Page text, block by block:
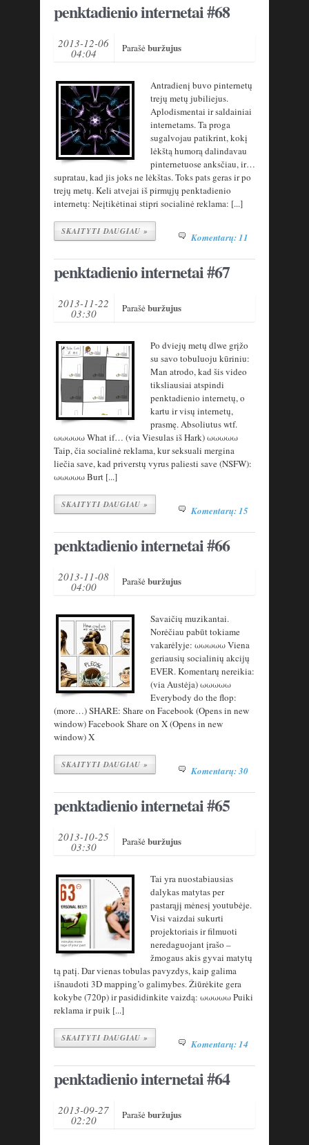
penktadienio internetai #68
2013-12-06
04:04 Parašėburžujus
Antradienį buvo pinternetų
trejų metų jubiliejus.
Aplodismentai ir saldainiai
internetams. Ta proga
sugalvojau patikrint, kokį
lėkštą humorą dalindavau
pinternetuose anksčiau, ir…
supratau, kad jis joks ne lėkštas. Toks pats geras ir po
trejų metų. Keli atvejai iš pirmųjų penktadienio
internetų: Neįtikėtinai stipri socialinė reklama: [...]
SKAITYTI DAUGIAU » Komentarų: 11
penktadienio internetai #67
2013-11-22
03:30 Parašėburžujus
Po dviejų metų dlwe grįžo
su savo tobuluoju kūriniu:
Man atrodo, kad šis video
tiksliausiai atspindi
penktadienio internetų, o
kartu ir visų internetų,
prasmę. Absoliutus wtf.
ωωωωω What if… (via Viesulas iš Hark) ωωωωω
Taip, čia socialinė reklama, kur seksuali mergina
liečia save, kad priverstų vyrus paliesti save (NSFW):
ωωωωω Burt [...]
SKAITYTI DAUGIAU » Komentarų: 15
penktadienio internetai #66
2013-11-08
04:00 Parašėburžujus
Savaičių muzikantai.
Norėčiau pabūt tokiame
vakarėlyje: ωωωωω Viena
geriausių socialinių akcijų
EVER. Komentarų nereikia:
(via Austėja) ωωωωω
Everybody do the flop:
(more…) SHARE: Share on Facebook (Opens in new
window) Facebook Share on X (Opens in new
window) X
SKAITYTI DAUGIAU » Komentarų: 30
penktadienio internetai #65
2013-10-25
03:30 Parašėburžujus
Tai yra nuostabiausias
dalykas matytas per
pastarąjį mėnesį youtubėje.
Visi vaizdai sukurti
projektoriais ir filmuoti
neredaguojant įrašo –
žmogaus akis gyvai matytų
tą patį. Dar vienas tobulas pavyzdys, kaip galima
išnaudoti 3D mapping’o galimybes. Žiūrėkite gera
kokybe (720p) ir pasididinkite vaizdą: ωωωωω Puiki
reklama ir puik [...]
SKAITYTI DAUGIAU » Komentarų: 14
penktadienio internetai #64
2013-09-27
02:20 Parašėburžujus